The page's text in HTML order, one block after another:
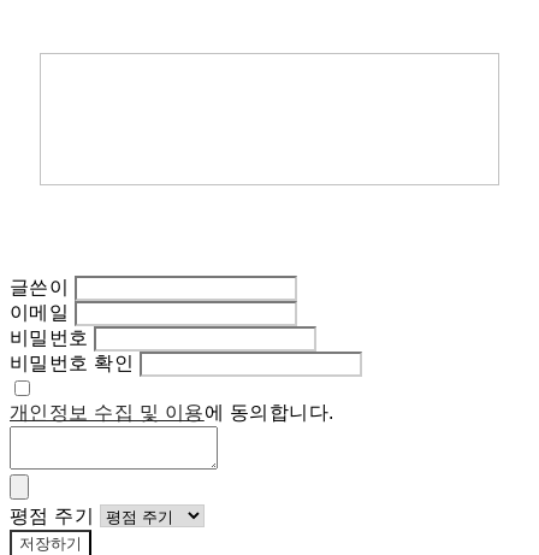
글쓴이
이메일
비밀번호
비밀번호 확인
개인정보 수집 및 이용에 동의합니다.
평점 주기
저장하기